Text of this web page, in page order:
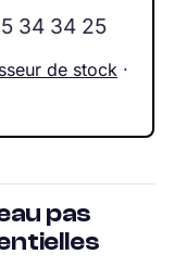
34 34 25
de stock ·
pas